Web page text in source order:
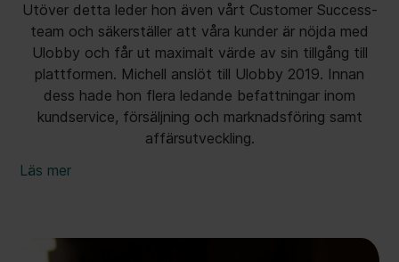
Utöver detta leder hon även vårt Customer Success-
team och säkerställer att våra kunder är nöjda med
Ulobby och får ut maximalt värde av sin tillgång till
plattformen. Michell anslöt till Ulobby 2019. Innan
dess hade hon flera ledande befattningar inom
kundservice, försäljning och marknadsföring samt
affärsutveckling.
Läs mer